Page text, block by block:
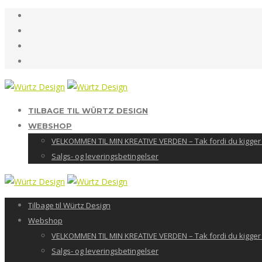
TILBAGE TIL WÜRTZ DESIGN
WEBSHOP
VELKOMMEN TIL MIN KREATIVE VERDEN – Tak fordi du
Salgs- og leveringsbetingelser
Tilbage til Würtz Design
Webshop
VELKOMMEN TIL MIN KREATIVE VERDEN – Tak fordi du
Salgs- og leveringsbetingelser